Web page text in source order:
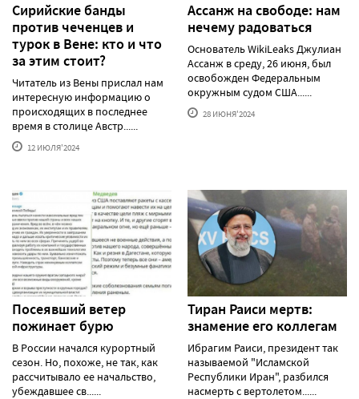
Сирийские банды
против чеченцев и
турок в Вене: кто и что
за этим стоит?
Читатель из Вены прислал нам
интересную информацию о
происходящих в последнее
время в столице Австр......
12 ИЮЛЯ'2024
Ассанж на свободе: нам
нечему радоваться
Основатель WikiLeaks Джулиан
Ассанж в среду, 26 июня, был
освобожден Федеральным
окружным судом США......
28 ИЮНЯ'2024
Посеявший ветер
пожинает бурю
В России начался курортный
сезон. Но, похоже, не так, как
рассчитывало ее начальство,
убеждавшее св......
Тиран Раиси мертв:
знамение его коллегам
Ибрагим Раиси, президент так
называемой "Исламской
Республики Иран", разбился
насмерть с вертолетом......